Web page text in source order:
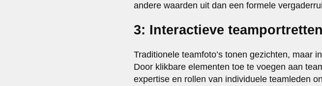
andere waarden uit dan een formele
3: Interactieve
Traditionele teamfoto’s tonen gezichten, maar
Door klikbare elementen toe te voegen aan
expertise en rollen van individuele teamleden